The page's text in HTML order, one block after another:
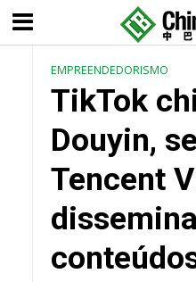
EMPREENDEDORISMO
TikTok
Douyin,
Tencent